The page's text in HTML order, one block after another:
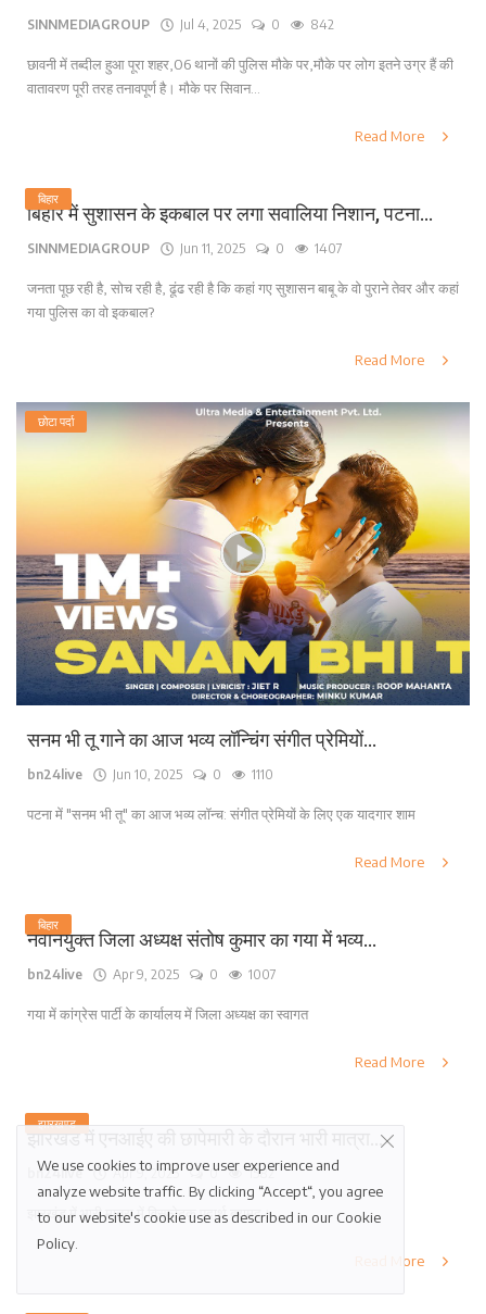
SINNMEDIAGROUP Jul 4, 2025 0 842
छावनी में तब्दील हुआ पूरा शहर,06 थानों की पुलिस मौके पर,मौके पर लोग इतने उग्र हैं की
वातावरण पूरी तरह तनावपूर्ण है। मौके पर सिवान...
Read More
बिहार
बिहार में सुशासन के इकबाल पर लगा सवालिया निशान, पटना...
SINNMEDIAGROUP Jun 11, 2025 0 1407
जनता पूछ रही है, सोच रही है, ढूंढ रही है कि कहां गए सुशासन बाबू के वो पुराने तेवर और कहां
गया पुलिस का वो इकबाल?
Read More
छोटा पर्दा
सनम भी तू गाने का आज भव्य लॉन्चिंग संगीत प्रेमियों...
bn24live Jun 10, 2025 0 1110
पटना में "सनम भी तू" का आज भव्य लॉन्च: संगीत प्रेमियों के लिए एक यादगार शाम
Read More
बिहार
नवनियुक्त जिला अध्यक्ष संतोष कुमार का गया में भव्य...
bn24live Apr 9, 2025 0 1007
गया में कांग्रेस पार्टी के कार्यालय में जिला अध्यक्ष का स्वागत
Read More
झारखण्ड
झारखंड में एनआईए की छापेमारी के दौरान भारी मात्रा...
bn24live Apr 9, 2025 0 1582
झारखंड में भारी मात्रा में विस्फोटक पदार्थ बरामद।
Read More
We use cookies to improve user experience and
analyze website traffic. By clicking “Accept“, you agree
to our website's cookie use as described in our Cookie
Policy